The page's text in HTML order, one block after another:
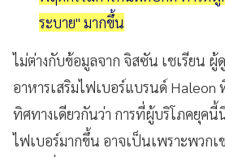
ระบาย" มากขึ้น
ไม่ต่างกับข้อมูลจาก จิสซัน เชเรียน ผู้
อาหารเสริมไฟเบอร์แบรนด์ Haleon
ทิศทางเดียวกันว่า การที่ผู้บริโภคยุคนี้
ไฟเบอร์มากขึ้น อาจเป็นเพราะพวกเ